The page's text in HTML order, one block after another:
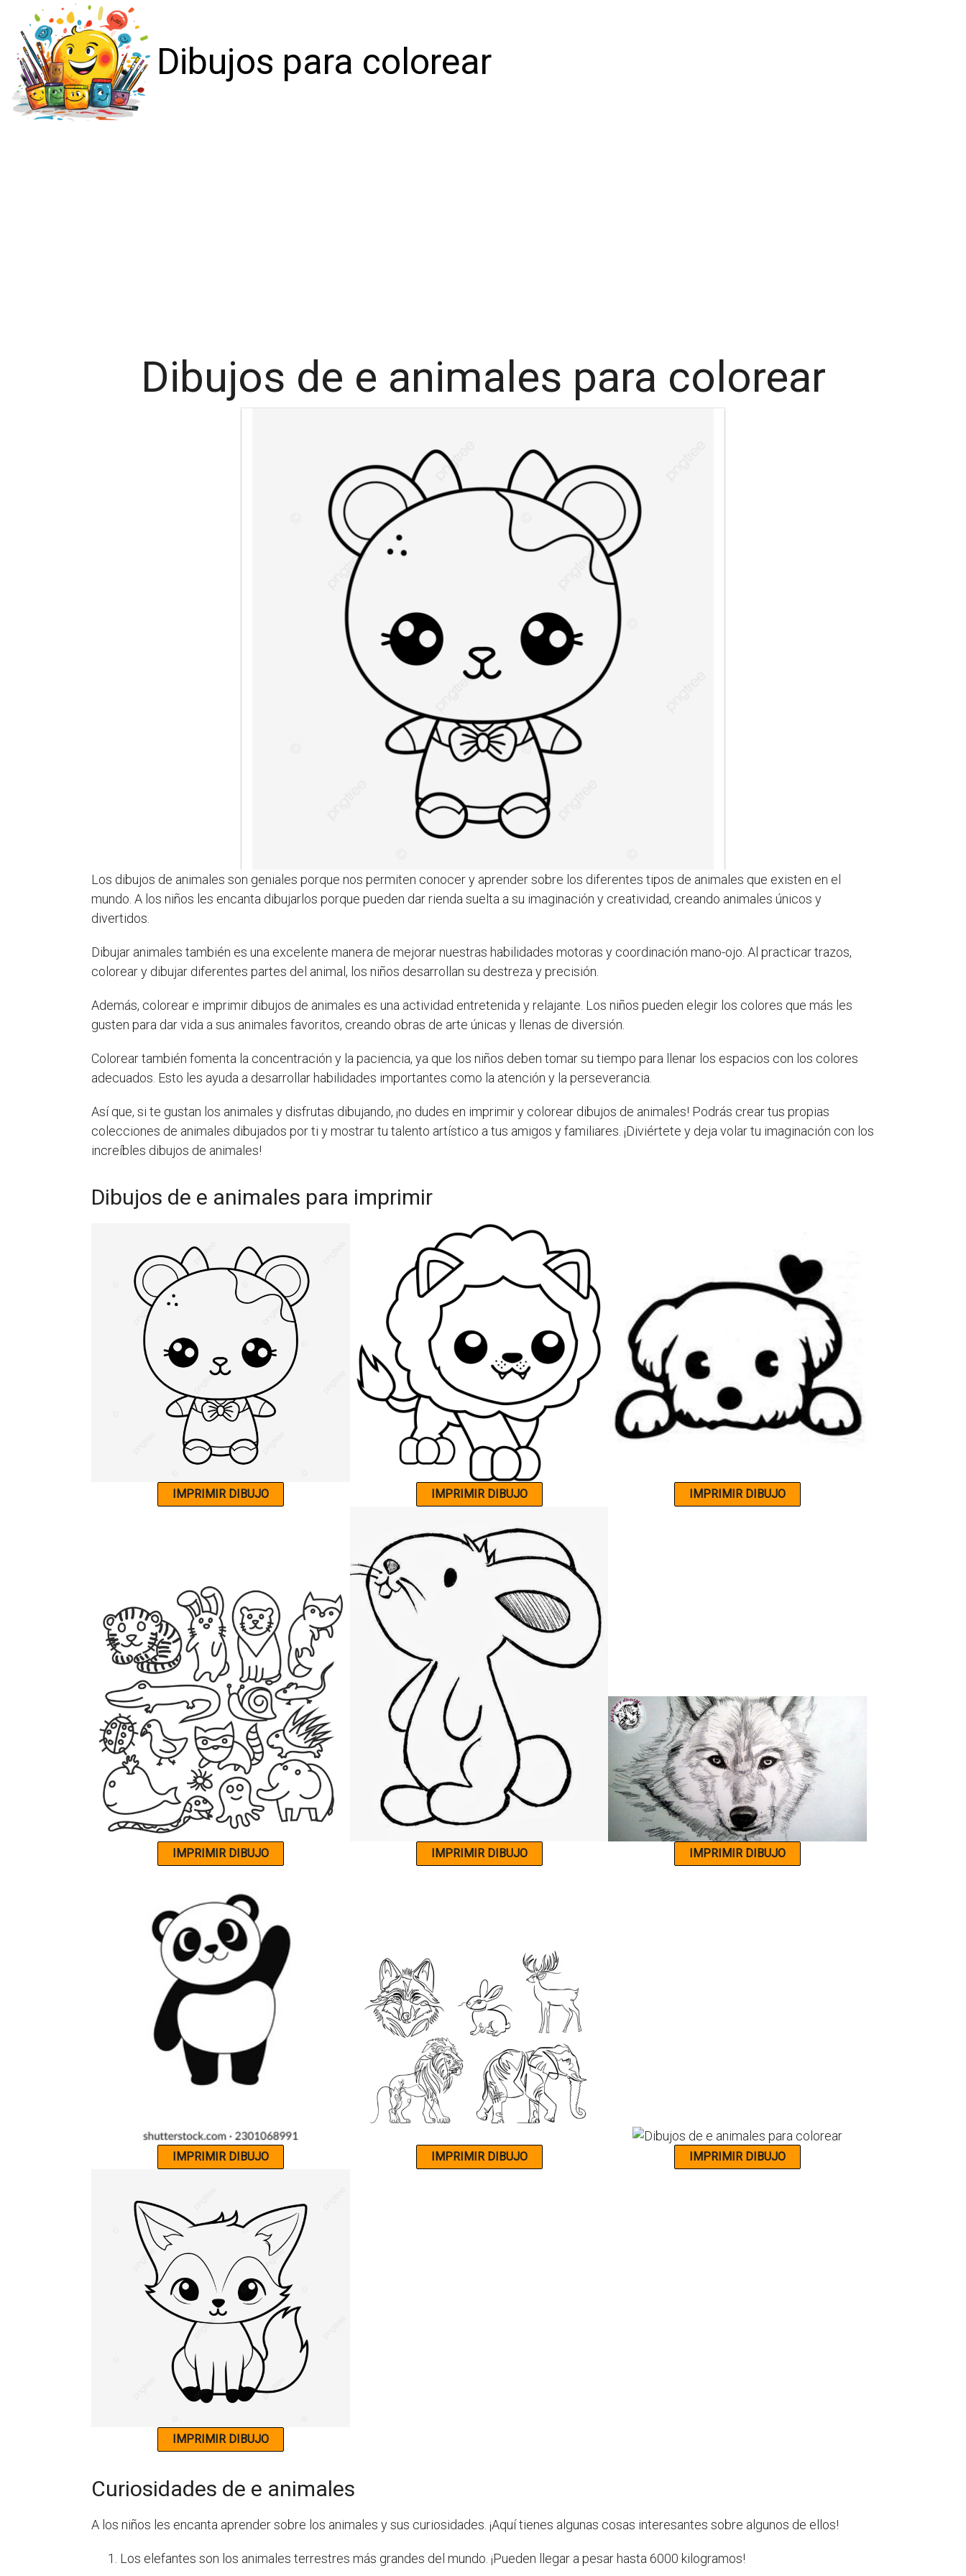
Dibujos para colorear
Dibujos de e animales para colorear
Los dibujos de animales son geniales porque nos permiten conocer y aprender sobre los diferentes tipos de animales que existen en el
mundo. A los niños les encanta dibujarlos porque pueden dar rienda suelta a su imaginación y creatividad, creando animales únicos y
divertidos.
Dibujar animales también es una excelente manera de mejorar nuestras habilidades motoras y coordinación mano-ojo. Al practicar trazos,
colorear y dibujar diferentes partes del animal, los niños desarrollan su destreza y precisión.
Además, colorear e imprimir dibujos de animales es una actividad entretenida y relajante. Los niños pueden elegir los colores que más les
gusten para dar vida a sus animales favoritos, creando obras de arte únicas y llenas de diversión.
Colorear también fomenta la concentración y la paciencia, ya que los niños deben tomar su tiempo para llenar los espacios con los colores
adecuados. Esto les ayuda a desarrollar habilidades importantes como la atención y la perseverancia.
Así que, si te gustan los animales y disfrutas dibujando, ¡no dudes en imprimir y colorear dibujos de animales! Podrás crear tus propias
colecciones de animales dibujados por ti y mostrar tu talento artístico a tus amigos y familiares. ¡Diviértete y deja volar tu imaginación con los
increíbles dibujos de animales!
Dibujos de e animales para imprimir
Curiosidades de e animales
A los niños les encanta aprender sobre los animales y sus curiosidades. ¡Aquí tienes algunas cosas interesantes sobre algunos de ellos!
Los elefantes son los animales terrestres más grandes del mundo. ¡Pueden llegar a pesar hasta 6000 kilogramos!